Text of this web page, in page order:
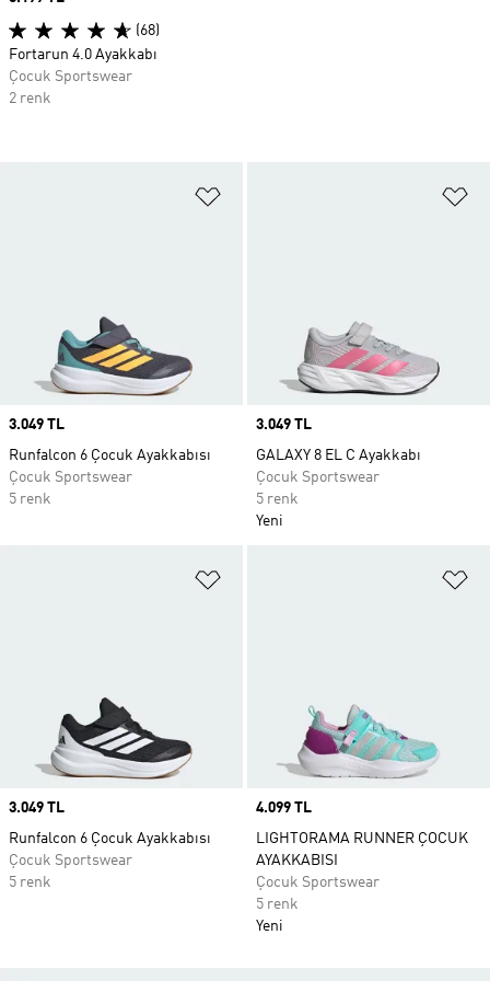
Price
3.049 TL
Runfalcon 6 Çocuk Ayakkabısı
Çocuk Sportswear
5 renk
Price
3.049 TL
GALAXY 8 EL C Ayakkabı
Çocuk Sportswear
5 renk
Yeni
Price
3.049 TL
Runfalcon 6 Çocuk Ayakkabısı
Çocuk Sportswear
5 renk
Price
4.099 TL
LIGHTORAMA RUNNER ÇOCUK
AYAKKABISI
Çocuk Sportswear
5 renk
Yeni
(68)
Fortarun 4.0 Ayakkabı
Çocuk Sportswear
2 renk